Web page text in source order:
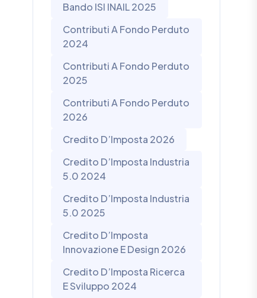
Bando ISI INAIL 2025
Contributi A Fondo Perduto
2024
Contributi A Fondo Perduto
2025
Contributi A Fondo Perduto
2026
Credito D’Imposta 2026
Credito D’Imposta Industria
5.0 2024
Credito D’Imposta Industria
5.0 2025
Credito D’Imposta
Innovazione E Design 2026
Credito D’Imposta Ricerca
E Sviluppo 2024